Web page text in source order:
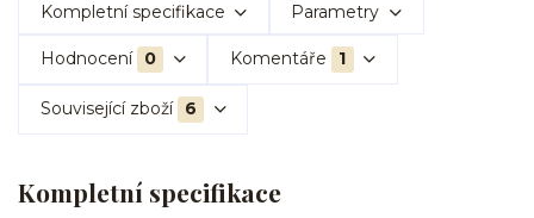
Kompletní specifikace Parametry
Hodnocení 0 Komentáře 1
Související zboží 6
Kompletní specifikace